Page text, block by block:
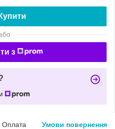
Купити
з
Оплата Умови повернення